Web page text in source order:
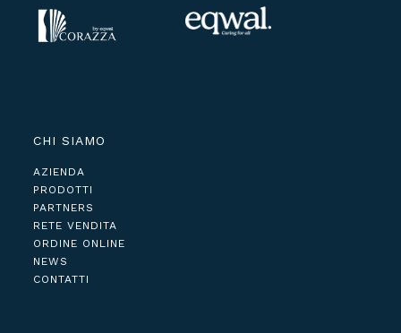
CHI SIAMO
AZIENDA
PRODOTTI
PARTNERS
RETE VENDITA
ORDINE ONLINE
NEWS
CONTATTI